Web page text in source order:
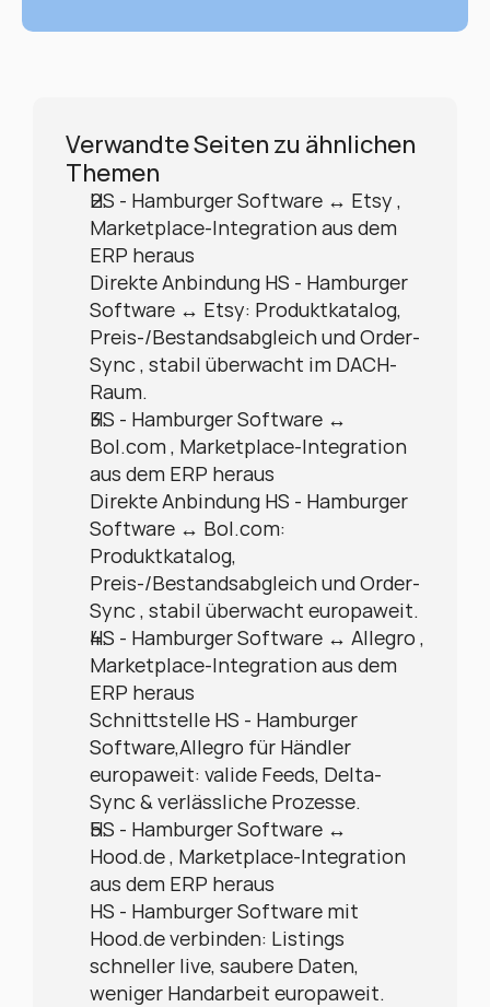
Verwandte Seiten zu ähnlichen
Themen
HS - Hamburger Software ↔ Etsy ,
Marketplace-Integration aus dem
ERP heraus
Direkte Anbindung HS - Hamburger
Software ↔ Etsy: Produktkatalog,
Preis-/Bestandsabgleich und Order-
Sync , stabil überwacht im DACH-
Raum.
HS - Hamburger Software ↔
Bol.com , Marketplace-Integration
aus dem ERP heraus
Direkte Anbindung HS - Hamburger
Software ↔ Bol.com:
Produktkatalog,
Preis-/Bestandsabgleich und Order-
Sync , stabil überwacht europaweit.
HS - Hamburger Software ↔ Allegro ,
Marketplace-Integration aus dem
ERP heraus
Schnittstelle HS - Hamburger
Software,Allegro für Händler
europaweit: valide Feeds, Delta-
Sync & verlässliche Prozesse.
HS - Hamburger Software ↔
Hood.de , Marketplace-Integration
aus dem ERP heraus
HS - Hamburger Software mit
Hood.de verbinden: Listings
schneller live, saubere Daten,
weniger Handarbeit europaweit.